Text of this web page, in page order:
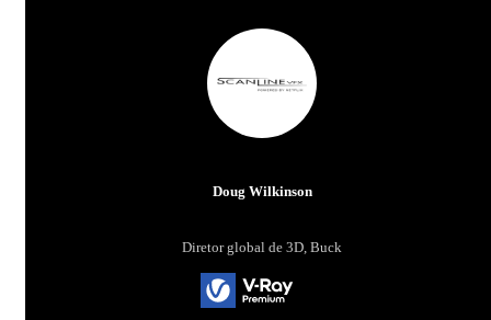
Doug Wilkinson
Diretor global de 3D, Buck